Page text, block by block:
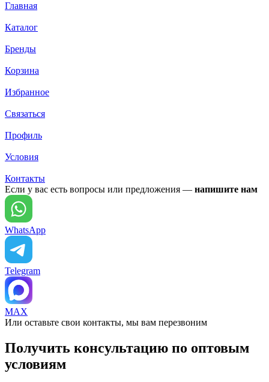
Главная
Каталог
Бренды
Корзина
Избранное
Связаться
Профиль
Условия
Контакты
Если у вас есть вопросы или предложения — напишите нам
WhatsApp
Telegram
MAX
Или оставьте свои контакты, мы вам перезвоним
Получить консультацию по оптовым
условиям